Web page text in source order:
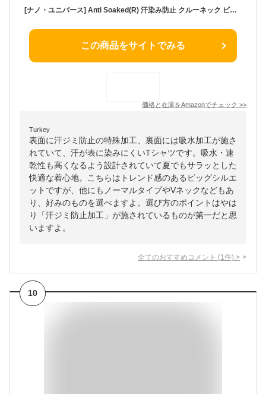
[ナノ・ユニバース] Anti Soaked(R) 汗染み防止 クルーネック ビッグ Tシャツ メンズ 汗じみ防止 汗じみ防止tシャツ L ホワイト
この商品をサイトでみる
価格と在庫をAmazonでチェック >>
Turkey
表面に汗ジミ防止の特殊加工、裏面には吸水加工が施さ
れていて、汗が表に染みにくいTシャツです。吸水・速
乾性も高くなるよう設計されていて夏でもサラッとした
快適な着心地。こちらはトレンド感のあるビッグシルエ
ットですが、他にもノーマルタイプやVネックなどもあ
り、好みのものを選べますよ。選び方のポイントはやは
り「汗ジミ防止加工」が施されているものが第一だと思
いますよ。
全てのおすすめコメント (1 件) >
10